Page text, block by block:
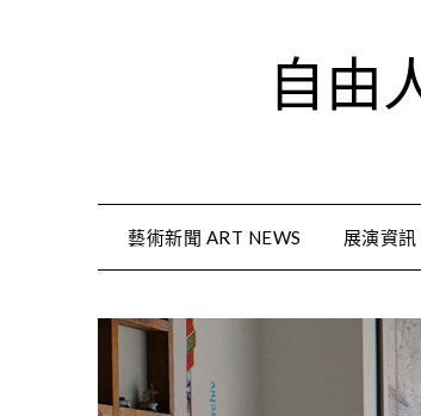
自由
藝術新聞 ART NEWS 展演資訊